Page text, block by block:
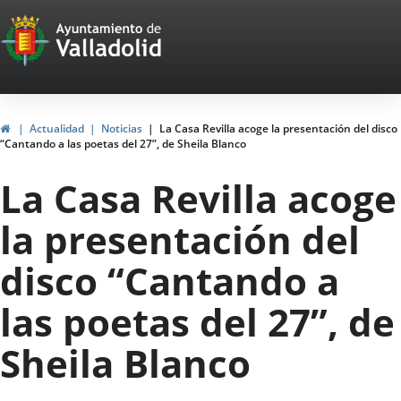
Portal
Web
del
Ayuntamiento
de
Valladolid
InicioActualidad Noticias
La Casa Revilla acoge la presentación del disco
“Cantando a las poetas del 27”, de Sheila Blanco
La Casa Revilla acoge
la presentación del
disco “Cantando a
las poetas del 27”, de
Sheila Blanco